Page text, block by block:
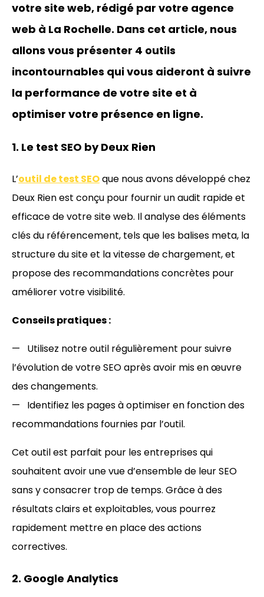
votre site web, rédigé par votre agence
web à La Rochelle. Dans cet article, nous
allons vous présenter 4 outils
incontournables qui vous aideront à suivre
la performance de votre site et à
optimiser votre présence en ligne.
1. Le test SEO by Deux Rien
L’outil de test SEOque nous avons développé chez
Deux Rien est conçu pour fournir un audit rapide et
efficace de votre site web. Il analyse des éléments
clés du référencement, tels que les balises meta, la
structure du site et la vitesse de chargement, et
propose des recommandations concrètes pour
améliorer votre visibilité.
Conseils pratiques :
Utilisez notre outil régulièrement pour suivre
l’évolution de votre SEO après avoir mis en œuvre
des changements.
Identifiez les pages à optimiser en fonction des
recommandations fournies par l’outil.
Cet outil est parfait pour les entreprises qui
souhaitent avoir une vue d’ensemble de leur SEO
sans y consacrer trop de temps. Grâce à des
résultats clairs et exploitables, vous pourrez
rapidement mettre en place des actions
correctives.
2. Google Analytics